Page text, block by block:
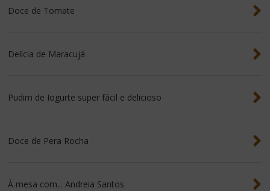
Doce de Tomate
Delícia de Maracujá
Pudim de Iogurte super fácil e delicioso
Doce de Pera Rocha
À mesa com... Andreia Santos